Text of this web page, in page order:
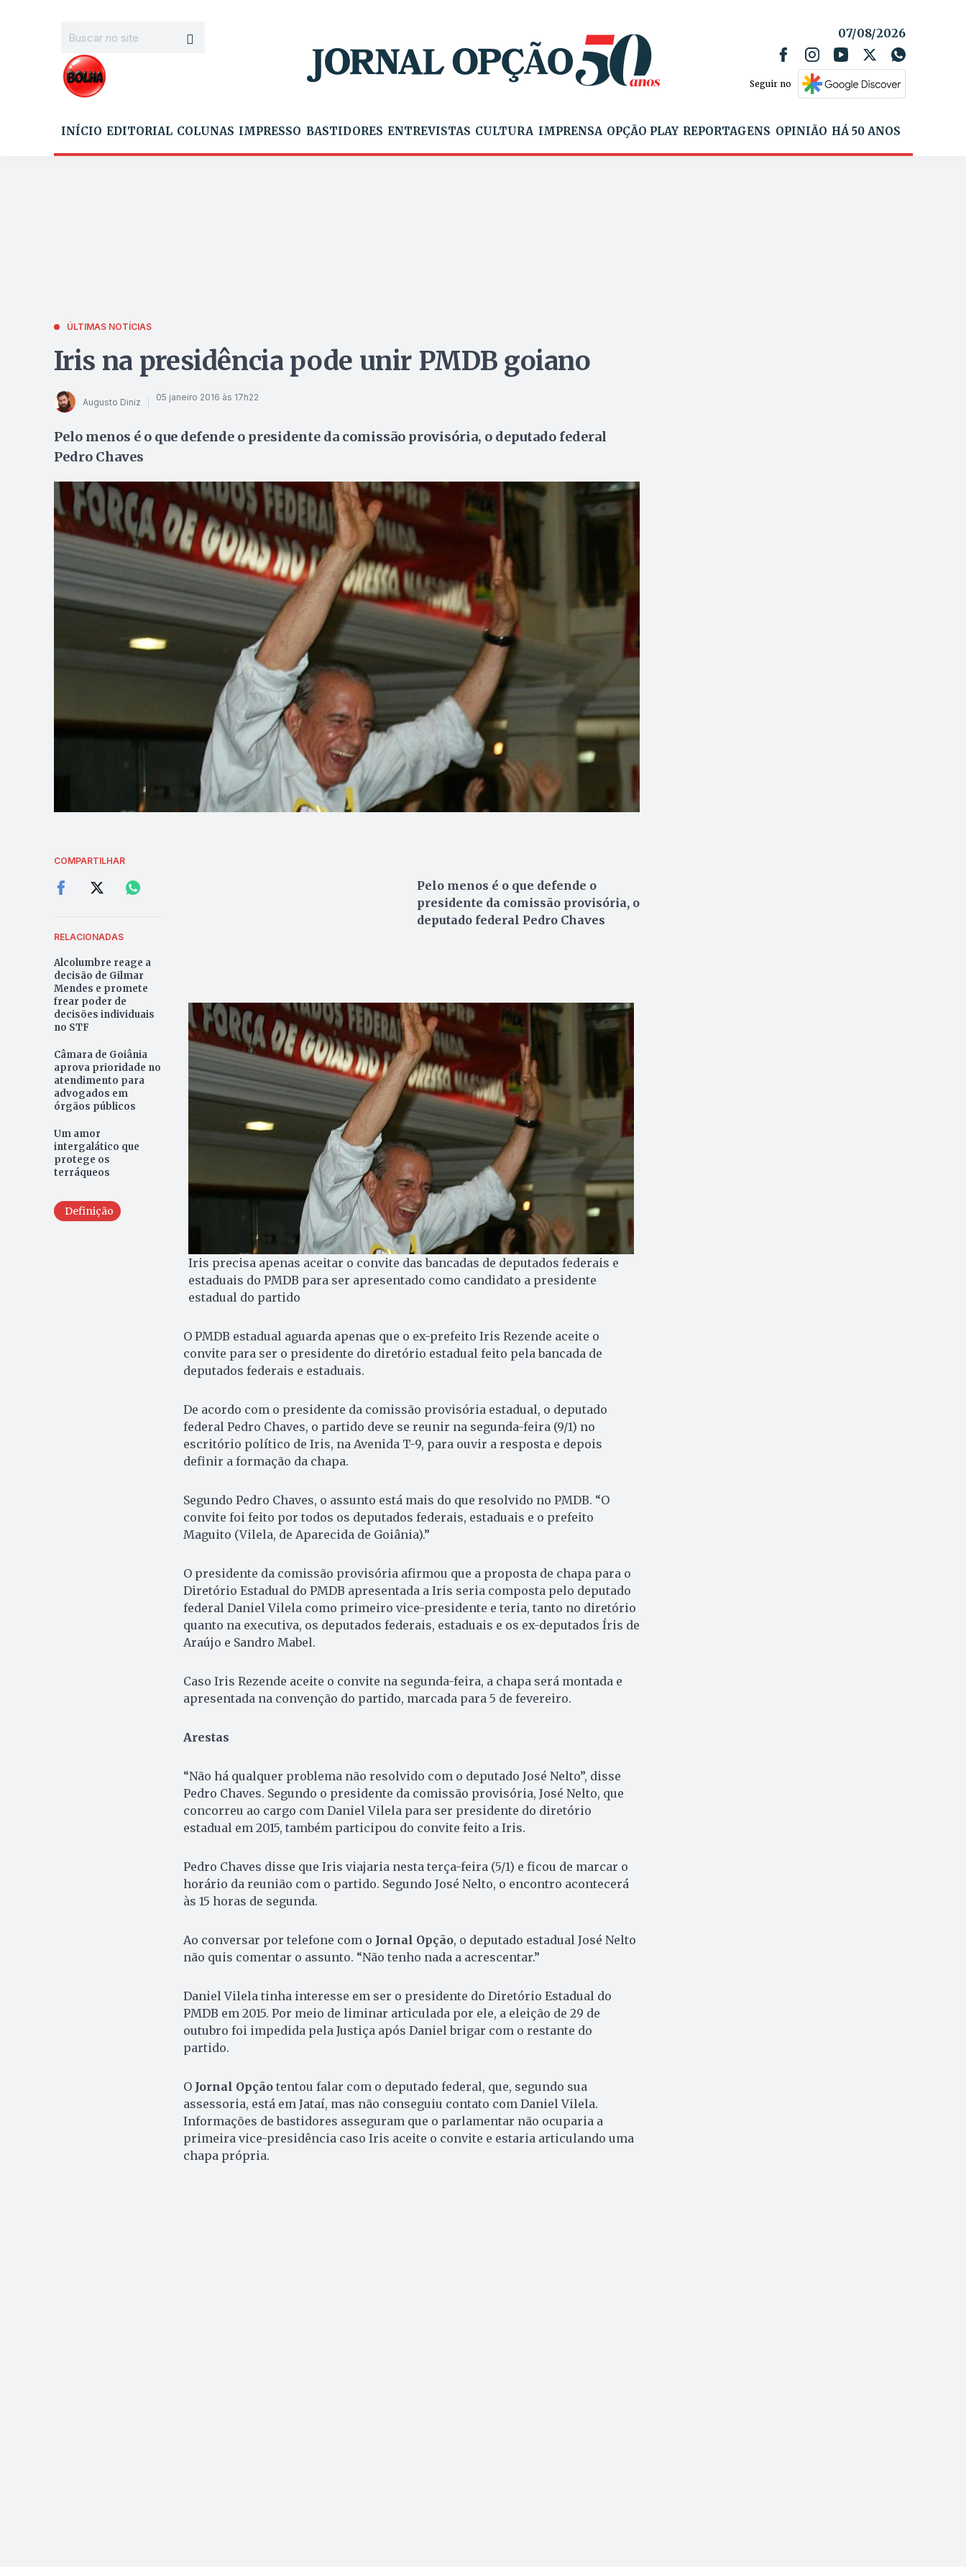
07/08/2026
Seguir no
INÍCIO EDITORIAL COLUNAS IMPRESSO BASTIDORES ENTREVISTAS CULTURA IMPRENSA OPÇÃO PLAY REPORTAGENS OPINIÃO HÁ 50 ANOS
ÚLTIMAS NOTÍCIAS
Iris na presidência pode unir PMDB goiano
Augusto Diniz 05 janeiro 2016 às 17h22
Pelo menos é o que defende o presidente da comissão provisória, o deputado federal
Pedro Chaves
COMPARTILHAR
RELACIONADAS
Alcolumbre reage a
decisão de Gilmar
Mendes e promete
frear poder de
decisões individuais
no STF
Câmara de Goiânia
aprova prioridade no
atendimento para
advogados em
órgãos públicos
Um amor
intergalático que
protege os
terráqueos
Definição
Pelo menos é o que defende o
presidente da comissão provisória, o
deputado federal Pedro Chaves
Iris precisa apenas aceitar o convite das bancadas de deputados federais e
estaduais do PMDB para ser apresentado como candidato a presidente
estadual do partido
O PMDB estadual aguarda apenas que o ex-prefeito Iris Rezende aceite o
convite para ser o presidente do diretório estadual feito pela bancada de
deputados federais e estaduais.
De acordo com o presidente da comissão provisória estadual, o deputado
federal Pedro Chaves, o partido deve se reunir na segunda-feira (9/1) no
escritório político de Iris, na Avenida T-9, para ouvir a resposta e depois
definir a formação da chapa.
Segundo Pedro Chaves, o assunto está mais do que resolvido no PMDB. “O
convite foi feito por todos os deputados federais, estaduais e o prefeito
Maguito (Vilela, de Aparecida de Goiânia).”
O presidente da comissão provisória afirmou que a proposta de chapa para o
Diretório Estadual do PMDB apresentada a Iris seria composta pelo deputado
federal Daniel Vilela como primeiro vice-presidente e teria, tanto no diretório
quanto na executiva, os deputados federais, estaduais e os ex-deputados Íris de
Araújo e Sandro Mabel.
Caso Iris Rezende aceite o convite na segunda-feira, a chapa será montada e
apresentada na convenção do partido, marcada para 5 de fevereiro.
Arestas
“Não há qualquer problema não resolvido com o deputado José Nelto”, disse
Pedro Chaves. Segundo o presidente da comissão provisória, José Nelto, que
concorreu ao cargo com Daniel Vilela para ser presidente do diretório
estadual em 2015, também participou do convite feito a Iris.
Pedro Chaves disse que Iris viajaria nesta terça-feira (5/1) e ficou de marcar o
horário da reunião com o partido. Segundo José Nelto, o encontro acontecerá
às 15 horas de segunda.
Ao conversar por telefone com o Jornal Opção, o deputado estadual José Nelto
não quis comentar o assunto. “Não tenho nada a acrescentar.”
Daniel Vilela tinha interesse em ser o presidente do Diretório Estadual do
PMDB em 2015. Por meio de liminar articulada por ele, a eleição de 29 de
outubro foi impedida pela Justiça após Daniel brigar com o restante do
partido.
O Jornal Opçãotentou falar com o deputado federal, que, segundo sua
assessoria, está em Jataí, mas não conseguiu contato com Daniel Vilela.
Informações de bastidores asseguram que o parlamentar não ocuparia a
primeira vice-presidência caso Iris aceite o convite e estaria articulando uma
chapa própria.